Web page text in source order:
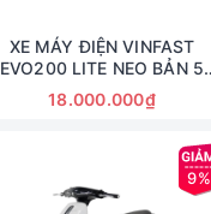
XE MÁY ĐIỆN VINFAST
EVO200 LITE NEO BẢN 5
BÌNH 20AH
18.000.000₫
9%